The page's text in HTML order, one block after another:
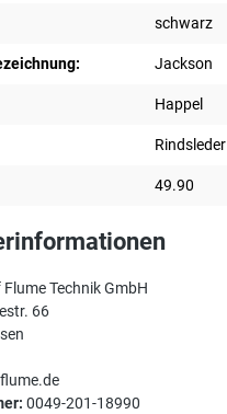
schwarz
Jackson
Happel
Rindsleder
49.90
Flume Technik GmbH
66
0049-201-18990